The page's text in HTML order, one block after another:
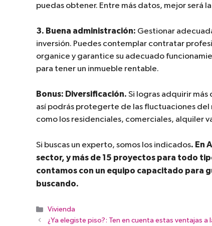
puedas obtener. Entre más datos, mejor será
3. Buena administración: Gestionar
inversión. Puedes contemplar contratar
organice y garantice su adecuado
para tener un inmueble rentable.
Bonus: Diversificación. Si logras adquirir
así podrás protegerte de las fluctuaciones
como los residenciales, comerciales, alquiler
Si buscas un experto, somos los indicados. En
sector, y más de 15 proyectos para todo
contamos con un equipo capacitado para
buscando.
Categorías
Vivienda
¿Ya elegiste piso?: Ten en cuenta estas ventajas